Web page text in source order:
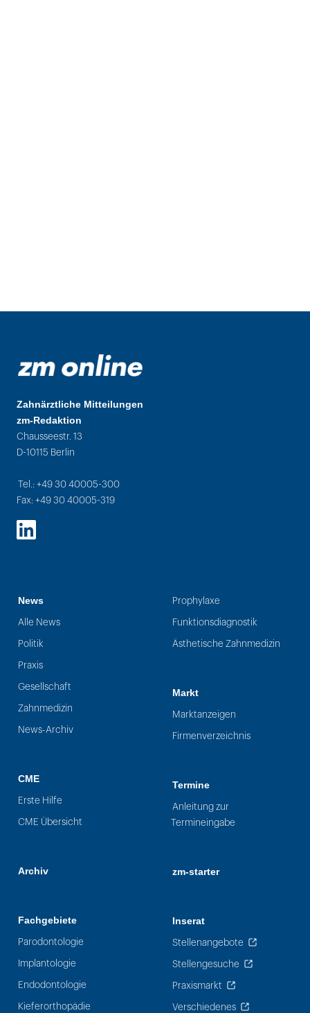
Zahnärztliche Mitteilungen
zm-Redaktion
Chausseestr. 13
D-10115 Berlin
Tel.: +49 30 40005-300
Fax: +49 30 40005-319
LinkedIn
News
Alle News
Politik
Praxis
Gesellschaft
Zahnmedizin
News-Archiv
CME
Erste Hilfe
CME Übersicht
Archiv
Fachgebiete
Parodontologie
Implantologie
Endodontologie
Kieferorthopädie
Prophylaxe
Funktionsdiagnostik
Ästhetische Zahnmedizin
Markt
Marktanzeigen
Firmenverzeichnis
Termine
Anleitung zur
Termineingabe
zm-starter
Inserat
Stellenangebote
Stellengesuche
Praxismarkt
Verschiedenes